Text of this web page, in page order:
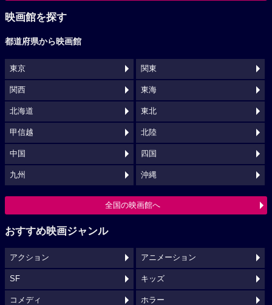
映画館を探す
都道府県から映画館
東京 関東
関西 東海
北海道 東北
甲信越 北陸
中国 四国
九州 沖縄
全国の映画館へ
おすすめ映画ジャンル
アクション アニメーション
SF キッズ
コメディ ホラー